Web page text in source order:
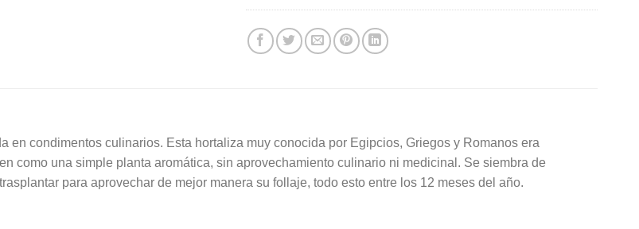
en condimentos culinarios. Esta hortaliza muy conocida por Egipcios, Griegos y Romanos era
como una simple planta aromática, sin aprovechamiento culinario ni medicinal. Se siembra de
para aprovechar de mejor manera su follaje, todo esto entre los 12 meses del año.